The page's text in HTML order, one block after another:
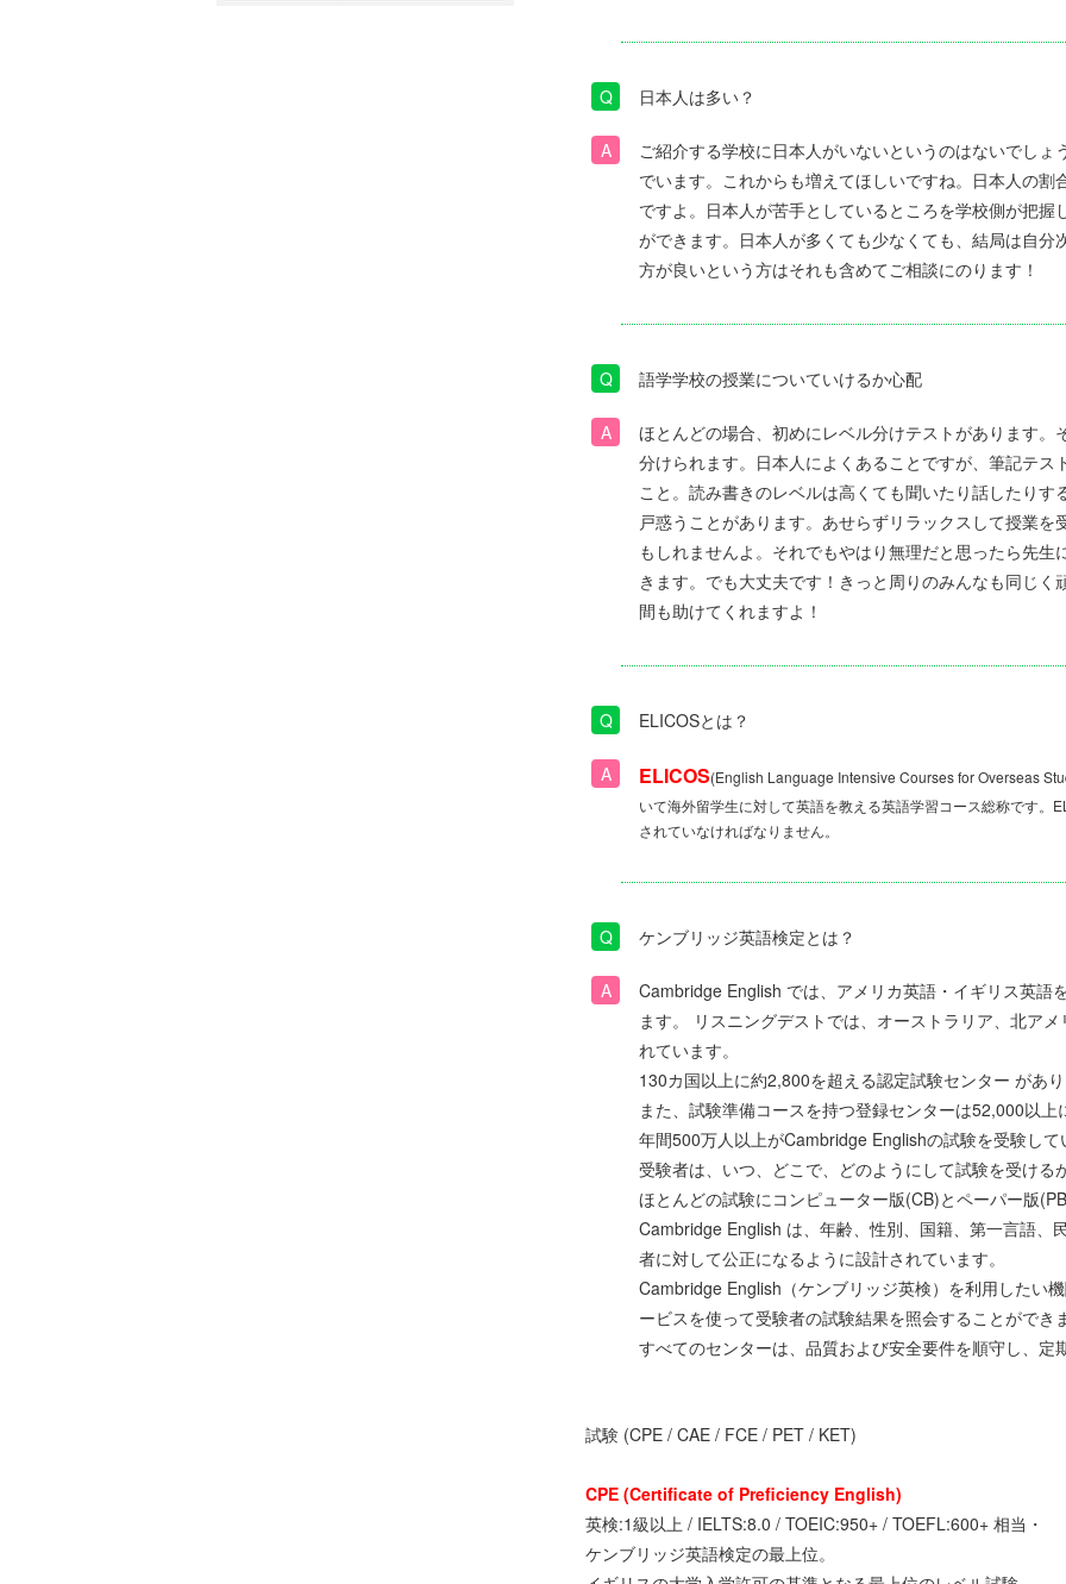
日本人は多い？
ご紹介する学校に日本人がいないというのはないでし
でいます。これからも増えてほしいですね。日本人の
ですよ。日本人が苦手としているところを学校側が把
ができます。日本人が多くても少なくても、結局は自
方が良いという方はそれも含めてご相談にのります！
語学学校の授業についていけるか心配
ほとんどの場合、初めにレベル分けテストがあります
分けられます。日本人によくあることですが、筆記テ
こと。読み書きのレベルは高くても聞いたり話したり
戸惑うことがあります。あせらずリラックスして授業
もしれませんよ。それでもやはり無理だと思ったら先
きます。でも大丈夫です！きっと周りのみんなも同じ
間も助けてくれますよ！
ELICOSとは？
ELICOS(English Language Intensive Courses for Overseas
いて海外留学生に対して英語を教える英語学習コース総称です。
されていなければなりません。
ケンブリッジ英語検定とは？
Cambridge English では、アメリカ英語・イギリス英語
ます。 リスニングデストでは、オーストラリア、北ア
れています。
130カ国以上に約2,800を超える認定試験センター があ
また、試験準備コースを持つ登録センターは52,000以上
年間500万人以上がCambridge Englishの試験を受験して
受験者は、いつ、どこで、どのようにして試験を受ける
ほとんどの試験にコンピューター版(CB)とペーパー版
Cambridge English は、年齢、性別、国籍、第一言語、
者に対して公正になるように設計されています。
Cambridge English（ケンブリッジ英検）を利用したい
ービスを使って受験者の試験結果を照会することができ
すべてのセンターは、品質および安全要件を順守し、定
試験 (CPE / CAE / FCE / PET / KET)
CPE (Certificate of Preficiency English)
英検:1級以上 / IELTS:8.0 / TOEIC:950+ / TOEFL:600+ 相当・
ケンブリッジ英語検定の最上位。